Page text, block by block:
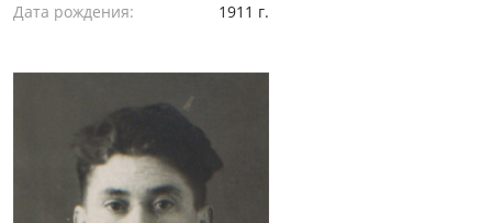
Дата рождения: 1911 г.